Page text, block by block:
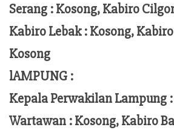
Serang : Kosong, Kabiro
Kabiro Lebak : Kosong,
Kosong
lAMPUNG :
Kepala Perwakilan Lampung :
Wartawan : Kosong, Kabiro